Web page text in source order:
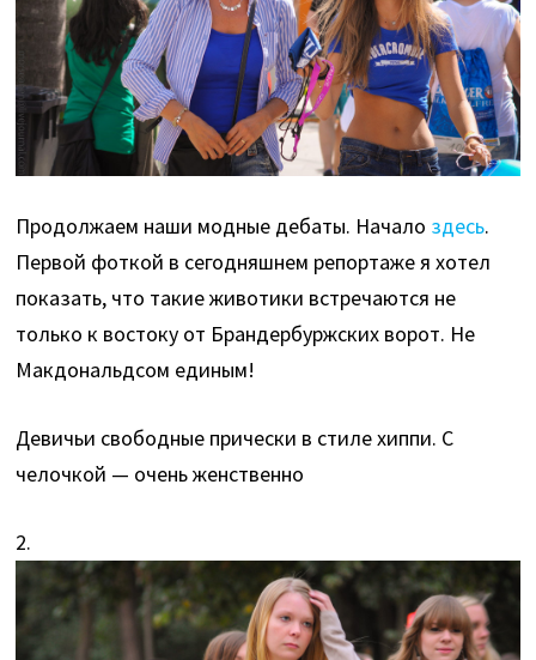
Продолжаем наши модные дебаты. Начало здесь.
Первой фоткой в сегодняшнем репортаже я хотел
показать, что такие животики встречаются не
только к востоку от Брандербуржских ворот. Не
Макдональдсом единым!
Девичьи свободные прически в стиле хиппи. С
челочкой — очень женственно
2.